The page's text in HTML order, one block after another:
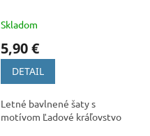
Skladom
5,90 €
DETAIL
Letné bavlnené šaty s
motívom Ľadové kráľovstvo